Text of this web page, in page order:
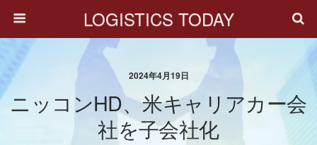
LOGISTICS TODAY
2024年4月19日
ニッコンHD、米キャリアカー会
社を子会社化